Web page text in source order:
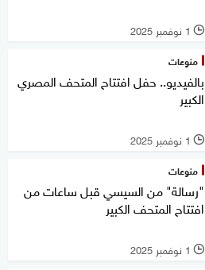
l 1 نوفمبر 2025
منوعات
بالفيديو.. حفل افتتاح المتحف المصري
الكبير
l 1 نوفمبر 2025
منوعات
"رسالة" من السيسي قبل ساعات من
افتتاح المتحف الكبير
l 1 نوفمبر 2025